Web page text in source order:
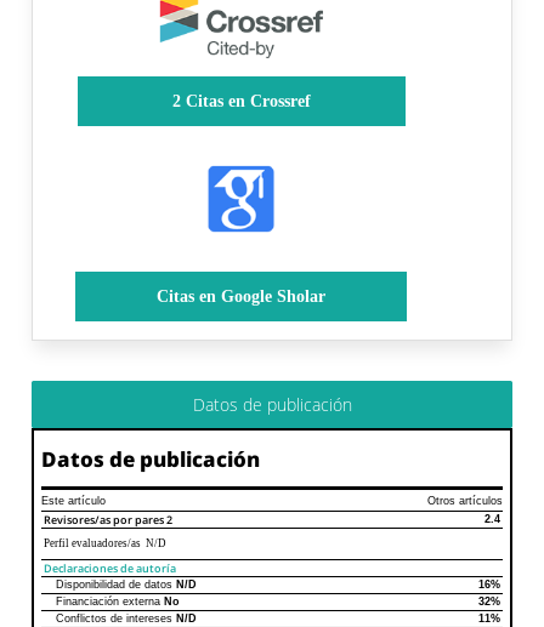
2Citas en Crossref
Citas en Google Sholar
Datos de publicación
Datos de publicación
Este artículo Otros artículos
Revisores/as por pares2
2.4
Perfil evaluadores/as N/D
Declaraciones de autoría
Declaraciones de autoríaEste artículo
Disponibilidad de datos N/D
16%
Financiación externa No
32%
Conflictos de intereses N/D
11%